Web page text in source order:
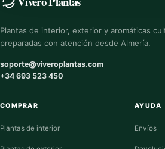
Plantas de interior, exterior y aromáticas
preparadas con atención desde Almería.
soporte@viveroplantas.com
+34 693 523 450
COMPRAR
Plantas de interior
AYUDA
Envíos